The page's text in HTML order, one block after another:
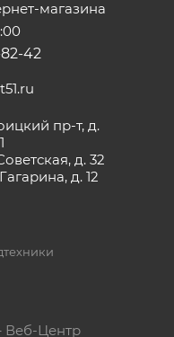
магазина
42
пр-т, д.
д. 32
д. 12
Веб-Центр